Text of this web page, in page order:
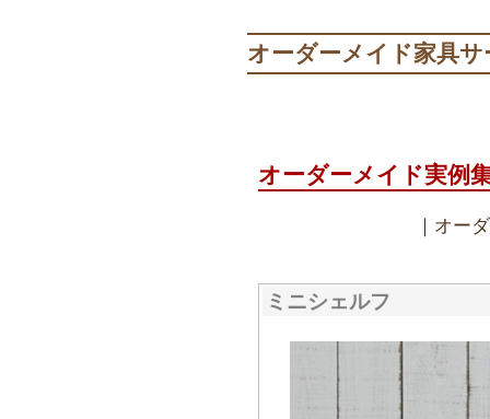
オーダーメイド家具サ
オーダーメイド実例
｜ オー
ミニシェルフ